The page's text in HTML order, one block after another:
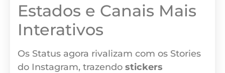
Estados e Canais Mais
Interativos
Os Status agora rivalizam com os Stories
do Instagram, trazendo stickers